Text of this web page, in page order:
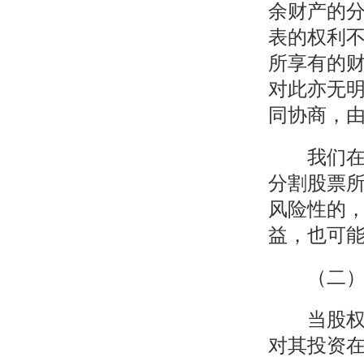
余财产的
表的权利
所享有的
对此亦无
同协商，
我们在
分割股票
风险性的
益，也可
（二）
当股权
对其投资